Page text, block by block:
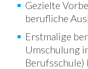
Gezielte
berufliche
Erstmalige
Umschulung
Berufsschule)